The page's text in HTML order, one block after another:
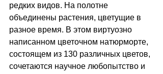
редких видов. На полотне
объединены растения, цветущие в
разное время. В этом виртуозно
написанном цветочном натюрморте,
состоящем из 130 различных цветов,
сочетаются научное любопытство и